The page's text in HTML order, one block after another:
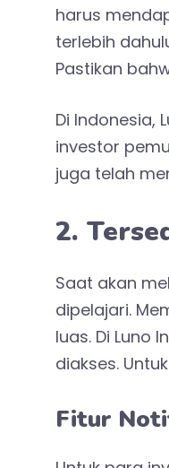
harus
terlebih
Pastikan
Di Indonesia,
investor
juga telah
2.
Saat akan
dipelajari.
luas. Di Luno
diakses.
Fitur